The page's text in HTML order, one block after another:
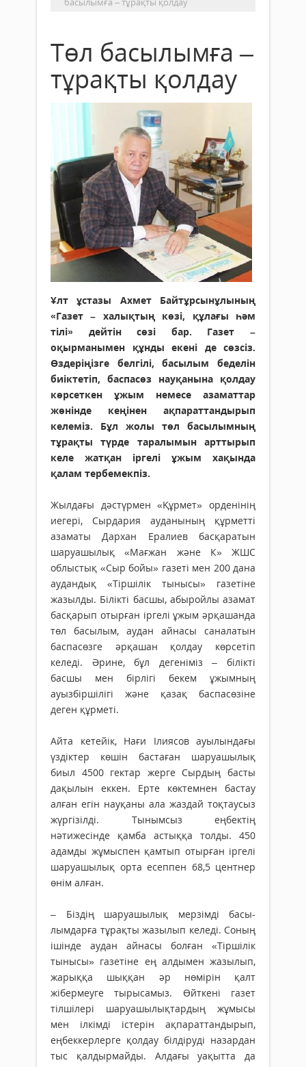
Төл басылымға –
тұрақты қолдау
Ұлт ұстазы Ахмет Байтұрсын­ұлы­ның
«Газет – халықтың көзі, құлағы һәм
тілі» дейтін сөзі бар. Газет –
оқырманымен құнды екені де сөзсіз.
Өздеріңізге белгілі, басылым беделін
биіктетіп, баспасөз науқанына қолдау
көрсеткен ұжым немесе азаматтар
жөнінде кеңінен ақпарат­тандырып
келеміз. Бұл жолы төл басылымның
тұрақты түрде таралымын арттырып
келе жатқан іргелі ұжым хақында
қалам тербемекпіз.
Жылдағы дәстүрмен «Құрмет» орденінің
иегері, Сырдария ауда­ны­ның құрметті
азаматы Дархан Ералиев басқаратын
шаруашылық «Мағжан және К» ЖШС
облыстық «Сыр бойы» газеті мен 200 дана
аудандық «Тіршілік тынысы» газетіне
жазылды. Білікті басшы, абыройлы азамат
басқарып отырған іргелі ұжым әрқашанда
төл басылым, аудан айнасы саналатын
баспасөзге әрқашан қолдау көрсетіп
келеді. Әрине, бұл дегеніміз – білікті
басшы мен бірлігі бекем ұжымның
ауызбіршілігі және қазақ баспасөзіне
деген құрметі.
Айта кетейік, Нағи Ілиясов ауы­лындағы
үздіктер көшін бастаған шар­уа­­шылық
биыл 4500 гектар жерге Сырдың басты
дақылын еккен. Ерте көктемнен бастау
алған егін науқаны ала жаздай тоқтаусыз
жүргізілді. Тынымсыз еңбектің
нәтижесінде қамба астыққа толды. 450
адамды жұмыспен қамтып отырған іргелі
шаруашылық орта есеппен 68,5 центнер
өнім алған.
– Біздің шаруашылық мерзімді ба­сы­­
лымдарға тұрақты жазылып келеді. Соның
ішінде аудан айнасы болған «Тіршілік
тынысы» газетіне ең алдымен жазылып,
жарыққа шыққан әр нөмірін қалт
жібермеуге тырысамыз. Өйткені газет
тілшілері шаруашылықтардың жұмысы
мен ілкімді істерін ақпараттандырып,
еңбеккерлерге қолдау білдіруді назардан
тыс қалдырмайды. Алдағы уақытта да